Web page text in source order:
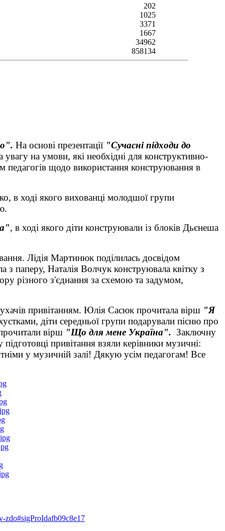
202
1025
3371
1667
34962
858134
На основі презентації "Сучасні підходи до
на умови, які необхідні для конструктивно-
педагогів щодо використання конструювання в
в ході якого вихованці молодшої групи
, в ході якого діти конструювали із блоків Дьєнеша
Лідія Мартинюк поділилась досвідом
з паперу, Наталія Волчук конструювала квітку з
різного з'єднання за схемою та задумом,
привітанням. Юлія Сасюк прочитала вірш "Я
діти середньої групи подарували пісню про
вірш "Що для мене Україна". Заключну
привітання взяли керівники музичні:
у музичній залі! Дякую усім педагогам! Все
zdo#sigProIdafb09c8e17